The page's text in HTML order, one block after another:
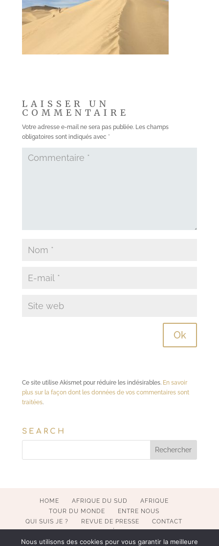
LAISSER UN
COMMENTAIRE
Votre adresse e-mail ne sera pas publiée. Les champs
obligatoires sont indiqués avec *
Ce site utilise Akismet pour réduire les indésirables. En savoir
plus sur la façon dont les données de vos commentaires sont
traitées.
SEARCH
HOME AFRIQUE DU SUD
AFRIQUE
TOUR DU MONDE
ENTRE NOUS
QUI SUIS JE ?
REVUE DE PRESSE
CONTACT
Nous utilisons des cookies pour vous garantir la meilleure